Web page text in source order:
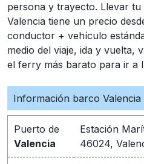
persona y trayecto. Llevar tu
Valencia tiene un precio
conductor + vehículo
medio del viaje, ida y vuelta,
el ferry más barato para ir a
Información barco Valencia
Puerto de
Valencia
Estación
46024,